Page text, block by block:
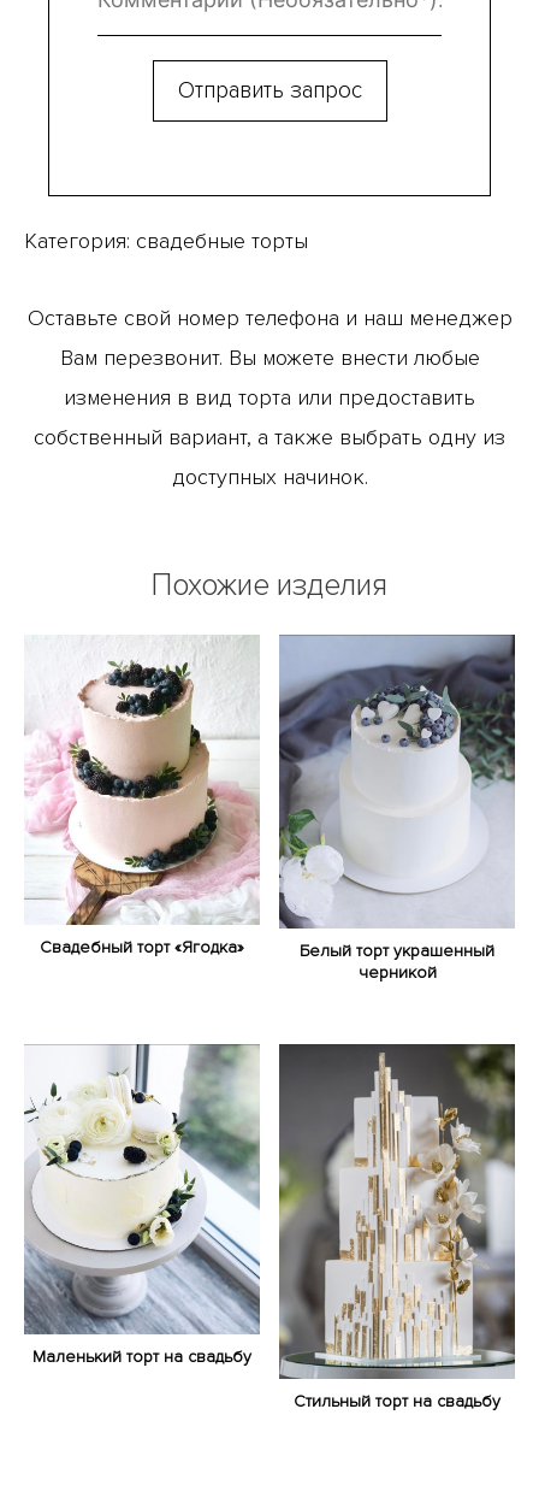
Категория: свадебные торты
Оставьте свой номер телефона и наш менеджер
Вам перезвонит. Вы можете внести любые
изменения в вид торта или предоставить
собственный вариант, а также выбрать одну из
доступных начинок.
Похожие изделия
Свадебный торт «Ягодка»
Белый торт украшенный
черникой
Маленький торт на свадьбу
Стильный торт на свадьбу